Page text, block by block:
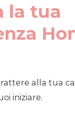
la tua
alla tua
iniziare.